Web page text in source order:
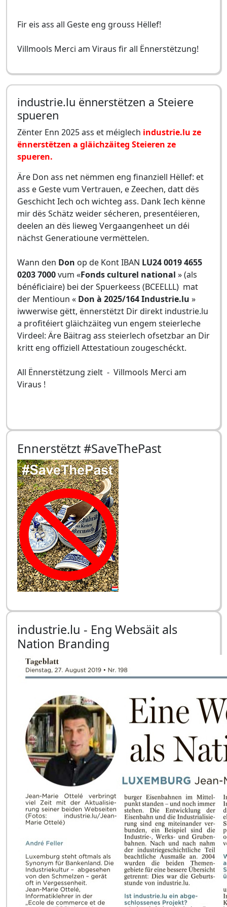
Fir eis ass all Geste eng grouss Hëllef!
Villmools Merci am Viraus fir all Ënnerstëtzung!
industrie.lu ënnerstëtzen a Steiere
spueren
Zënter Enn 2025 ass et méiglech industrie.lu ze
ënnerstëtzen a gläichzäiteg Steieren ze
spueren.
Äre Don ass net nëmmen eng finanziell Hëllef: et
ass e Geste vum Vertrauen, e Zeechen, datt dës
Geschicht Iech och wichteg ass. Dank Iech kënne
mir dës Schätz weider sécheren, presentéieren,
deelen an dës lieweg Vergaangenheet un déi
nächst Generatioune vermëttelen.
Wann den Don op de Kont IBAN LU24 0019 4655
0203 7000vum «Fonds culturel national » (als
bénéficiaire) bei der Spuerkeess (BCEELLL) mat
der Mentioun « Don à 2025/164 Industrie.lu »
iwwerwise gëtt, ënnerstëtzt Dir direkt industrie.lu
a profitéiert gläichzäiteg vun engem steierleche
Virdeel: Äre Bäitrag ass steierlech ofsetzbar an Dir
kritt eng offiziell Attestatioun zougeschéckt.
All Ënnerstëtzung zielt - Villmools Merci am
Viraus !
Ennerstëtzt #SaveThePast
industrie.lu - Eng Websäit als
Nation Branding